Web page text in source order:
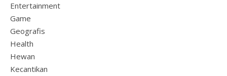
Entertainment
Game
Geografis
Health
Hewan
Kecantikan